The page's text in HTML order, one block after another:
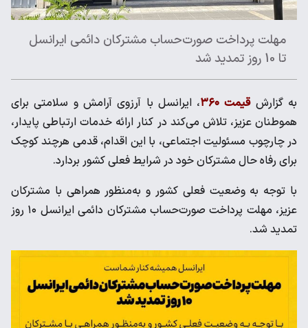
مهلت پرداخت صورت‌حساب مشترکان دائمی ایرانسل
تا 10 روز تمدید شد
به گزارشقیمت ۳۶۰
، ایرانسل با آرزوی آرامش و سلامتی برای
هموطنان عزیز، تلاش می‌کند در کنار ارائه خدمات ارتباطی پایدار،
در چارچوب مسئولیت اجتماعی، با این اقدام، قدمی هرچند کوچک
برای رفاه حال مشترکان خود در شرایط فعلی کشور بردارد.
با توجه به وضعیت فعلی کشور و به‌منظور همراهی با مشترکان
عزیز، مهلت پرداخت صورت‌حساب مشترکان دائمی ایرانسل ۱۰ روز
تمدید شد.